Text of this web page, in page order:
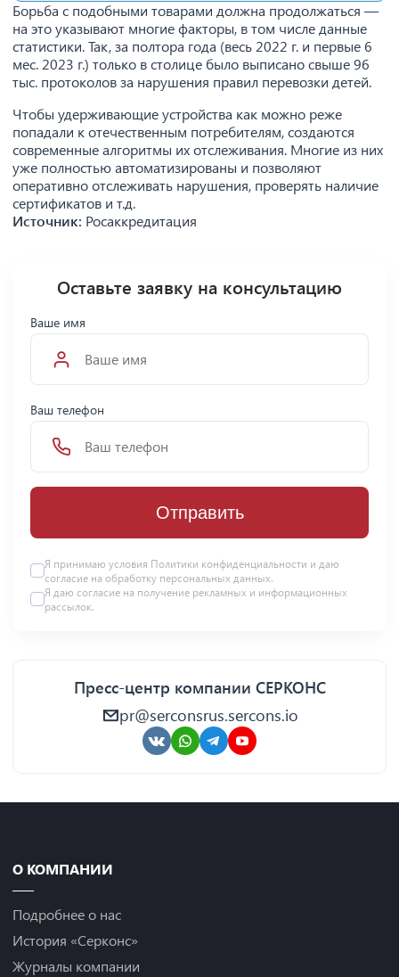
Борьба с подобными товарами должна продолжаться —
на это указывают многие факторы, в том числе данные
статистики. Так, за полтора года (весь 2022 г. и первые 6
мес. 2023 г.) только в столице было выписано свыше 96
тыс. протоколов за нарушения правил перевозки детей.
Чтобы удерживающие устройства как можно реже
попадали к отечественным потребителям, создаются
современные алгоритмы их отслеживания. Многие из них
уже полностью автоматизированы и позволяют
оперативно отслеживать нарушения, проверять наличие
сертификатов и т.д.
Источник: Росаккредитация
Оставьте заявку на консультацию
Ваше имя
Ваш телефон
Отправить
Я принимаю условия Политики конфиденциальности и даю
согласие на обработку персональных данных.
Я даю согласие на получение рекламных и информационных
рассылок.
Пресс-центр компании СЕРКОНС
pr@serconsrus.sercons.io
О КОМПАНИИ
Подробнее о нас
История «Серконс»
Журналы компании